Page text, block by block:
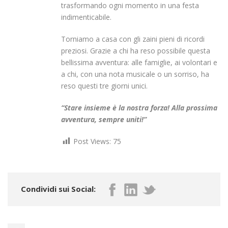
trasformando ogni momento in una festa
indimenticabile.
Torniamo a casa con gli zaini pieni di ricordi
preziosi. Grazie a chi ha reso possibile questa
bellissima avventura: alle famiglie, ai volontari e
a chi, con una nota musicale o un sorriso, ha
reso questi tre giorni unici.
“Stare insieme è la nostra forza! Alla prossima
avventura, sempre uniti!”
Post Views: 75
Condividi sui Social: